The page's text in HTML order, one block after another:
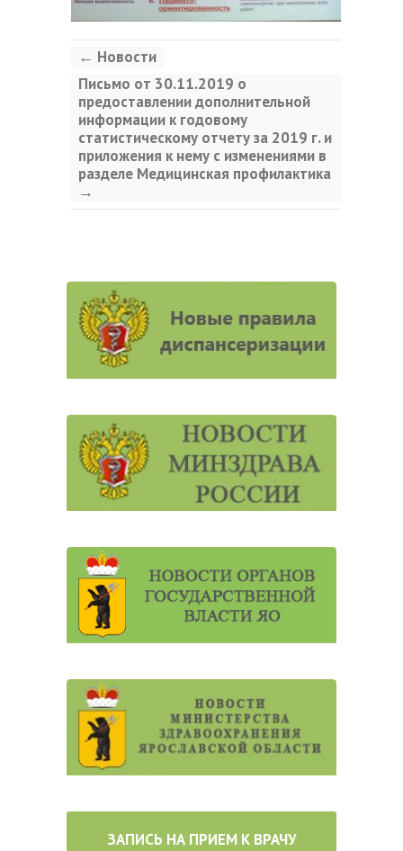
← Новости
Письмо от 30.11.2019 о
предоставлении дополнительной
информации к годовому
статистическому отчету за 2019 г. и
приложения к нему с изменениями в
разделе Медицинская профилактика
→
ЗАПИСЬ НА ПРИЕМ К ВРАЧУ